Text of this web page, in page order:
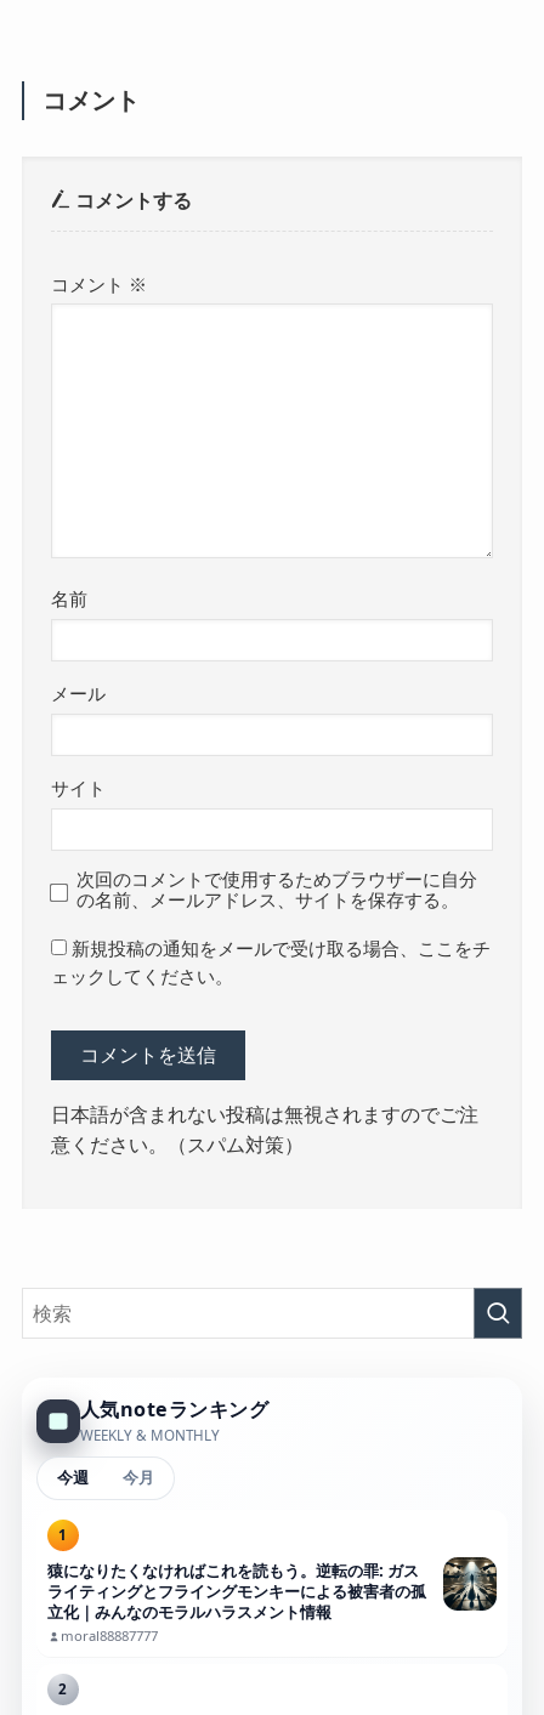
コメント
コメントする
コメント ※
名前
メール
サイト
次回のコメントで使用するためブラウザーに自分
の名前、メールアドレス、サイトを保存する。
新規投稿の通知をメールで受け取る場合、ここをチ
ェックしてください。
日本語が含まれない投稿は無視されますのでご注
意ください。（スパム対策）
人気noteランキング
WEEKLY & MONTHLY
今週 今月
1
猿になりたくなければこれを読もう。逆転の罪: ガス
ライティングとフライングモンキーによる被害者の孤
立化｜みんなのモラルハラスメント情報
moral88887777
2